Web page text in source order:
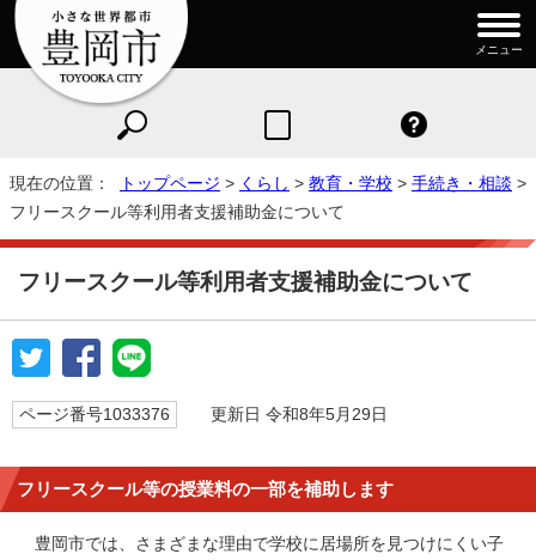
メニュー
現在の位置： トップページ > くらし > 教育・学校 > 手続き・相談 >
フリースクール等利用者支援補助金について
フリースクール等利用者支援補助金について
ページ番号1033376 更新日 令和8年5月29日
フリースクール等の授業料の一部を補助します
豊岡市では、さまざまな理由で学校に居場所を見つけにくい子